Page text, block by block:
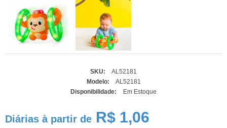
SKU:
AL52181
Modelo:
AL52181
Disponibilidade:
Em Estoque
Diárias à partir de R$ 1,06